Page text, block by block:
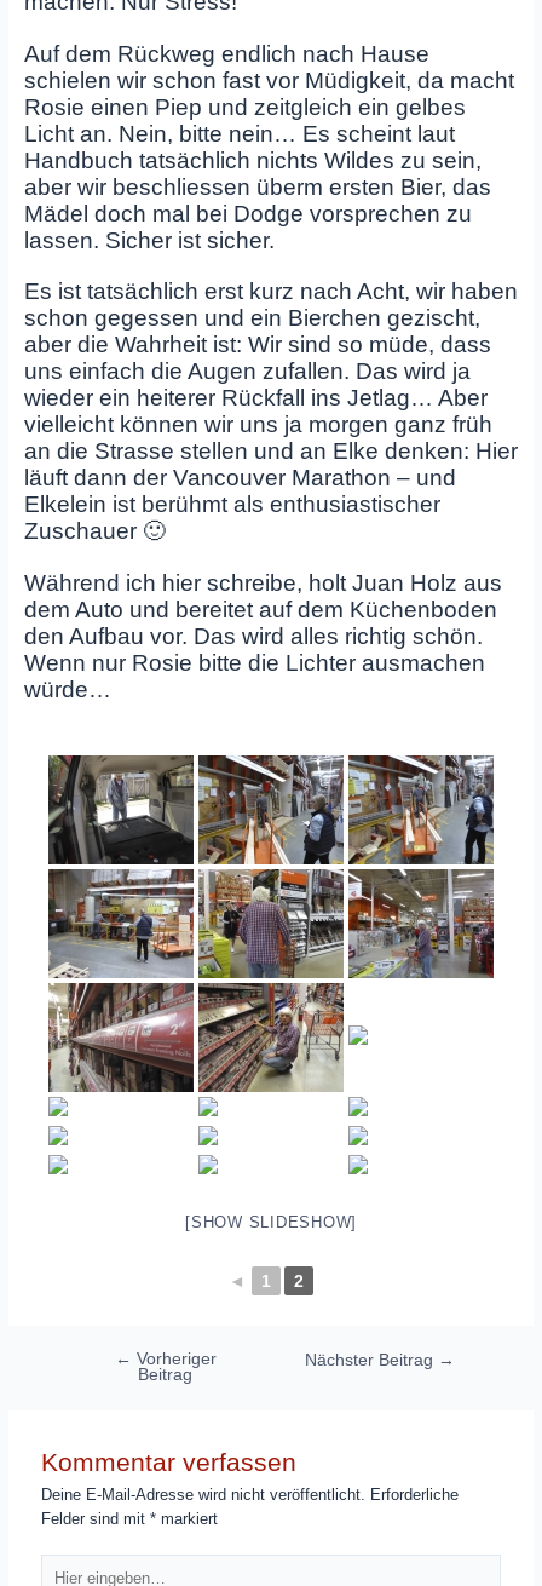
Auf dem Rückweg endlich nach Hause
schielen wir schon fast vor Müdigkeit, da macht
Rosie einen Piep und zeitgleich ein gelbes
Licht an. Nein, bitte nein… Es scheint laut
Handbuch tatsächlich nichts Wildes zu sein,
aber wir beschliessen überm ersten Bier, das
Mädel doch mal bei Dodge vorsprechen zu
lassen. Sicher ist sicher.
Es ist tatsächlich erst kurz nach Acht, wir haben
schon gegessen und ein Bierchen gezischt,
aber die Wahrheit ist: Wir sind so müde, dass
uns einfach die Augen zufallen. Das wird ja
wieder ein heiterer Rückfall ins Jetlag… Aber
vielleicht können wir uns ja morgen ganz früh
an die Strasse stellen und an Elke denken: Hier
läuft dann der Vancouver Marathon – und
Elkelein ist berühmt als enthusiastischer
Zuschauer 🙂
Während ich hier schreibe, holt Juan Holz aus
dem Auto und bereitet auf dem Küchenboden
den Aufbau vor. Das wird alles richtig schön.
Wenn nur Rosie bitte die Lichter ausmachen
würde…
[SHOW SLIDESHOW]
◄ 1 2
Beitragsnavigation
← Vorheriger
Beitrag
Nächster Beitrag →
Kommentar verfassen
Deine E-Mail-Adresse wird nicht veröffentlicht. Erforderliche
Felder sind mit* markiert